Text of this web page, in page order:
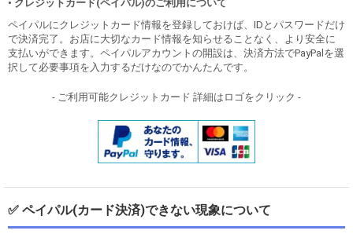
• クレジットカード(ペイパル)のご利用について
ペイパルにクレジットカード情報を登録しておけば、IDとパスワードだけ
で決済完了。お店に大切なカード情報を知らせることなく、より安全に
支払いができます。ペイパルアカウントの開設は、決済方法でPayPalを選
択して必要事項を入力するだけなのでかんたんです。
- ご利用可能クレジットカード 詳細はロゴをクリック -
✅ ペイパル(カード決済)できない現象について